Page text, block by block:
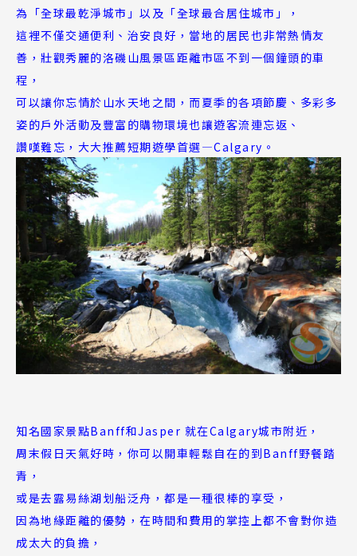
為「全球最乾淨城市」以及「全球最合居住城市」，
這裡不僅交通便利、治安良好，當地的居民也非常熱情友
善，壯觀秀麗的洛磯山風景區距離市區不到一個鐘頭的車
程，
可以讓你忘情於山水天地之間，而夏季的各項節慶、多彩多
姿的戶外活動及豐富的購物環境也讓遊客流連忘返、
讚嘆難忘，大大推薦短期遊學首選—Calgary。
知名國家景點Banff和Jasper 就在Calgary城市附近，
周末假日天氣好時，你可以開車輕鬆自在的到Banff野餐踏
青，
或是去露易絲湖划船泛舟，都是一種很棒的享受，
因為地緣距離的優勢，在時間和費用的掌控上都不會對你造
成太大的負擔，